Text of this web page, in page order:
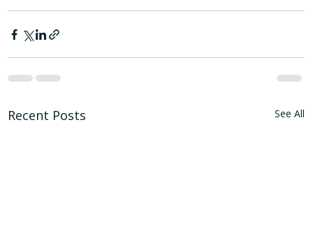
Recent Posts See All